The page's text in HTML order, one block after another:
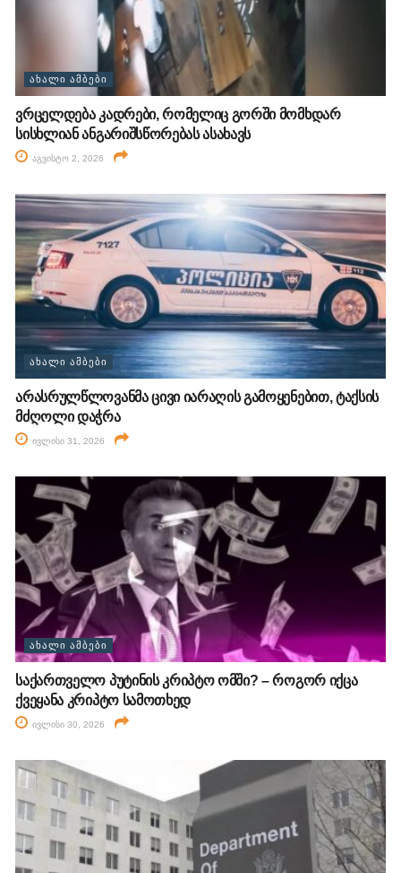
ᲐᲮᲐᲚᲘ ᲐᲛᲑᲔᲑᲘ
ვრცელდება კადრები, რომელიც გორში მომხდარ
სისხლიან ანგარიშსწორებას ასახავს
აგვისტო 2, 2026
ᲐᲮᲐᲚᲘ ᲐᲛᲑᲔᲑᲘ
არასრულწლოვანმა ცივი იარაღის გამოყენებით, ტაქსის
მძღოლი დაჭრა
ივლისი 31, 2026
ᲐᲮᲐᲚᲘ ᲐᲛᲑᲔᲑᲘ
საქართველო პუტინის კრიპტო ომში? – როგორ იქცა
ქვეყანა კრიპტო სამოთხედ
ივლისი 30, 2026